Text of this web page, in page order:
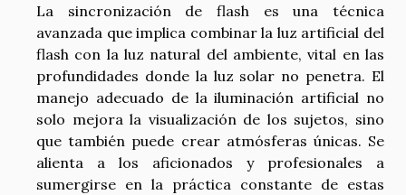
La sincronización de flash es una técnica
avanzada que implica combinar la luz artificial del
flash con la luz natural del ambiente, vital en las
profundidades donde la luz solar no penetra. El
manejo adecuado de la iluminación artificial no
solo mejora la visualización de los sujetos, sino
que también puede crear atmósferas únicas. Se
alienta a los aficionados y profesionales a
sumergirse en la práctica constante de estas